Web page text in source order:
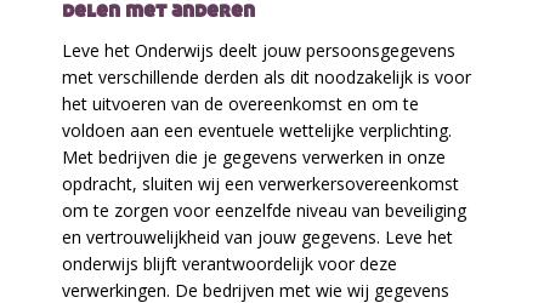
delen met anderen
Leve het Onderwijs deelt jouw persoonsgegevens
met verschillende derden als dit noodzakelijk is voor
het uitvoeren van de overeenkomst en om te
voldoen aan een eventuele wettelijke verplichting.
Met bedrijven die je gegevens verwerken in onze
opdracht, sluiten wij een verwerkersovereenkomst
om te zorgen voor eenzelfde niveau van beveiliging
en vertrouwelijkheid van jouw gegevens. Leve het
onderwijs blijft verantwoordelijk voor deze
verwerkingen. De bedrijven met wie wij gegevens